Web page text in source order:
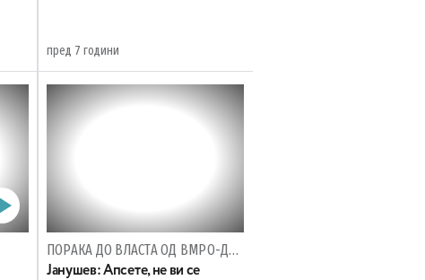
пред 7 години
ПОРАКА ДО ВЛАСТА ОД ВМРО-ДПМНЕ
Јанушев: Апсете, не ви се